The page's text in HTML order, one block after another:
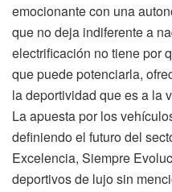
emocionante con una
que no deja indiferente a
electrificación no tiene por
que puede potenciarla,
la deportividad que es a la
La apuesta por los
definiendo el futuro del
Excelencia, Siempre
deportivos de lujo sin